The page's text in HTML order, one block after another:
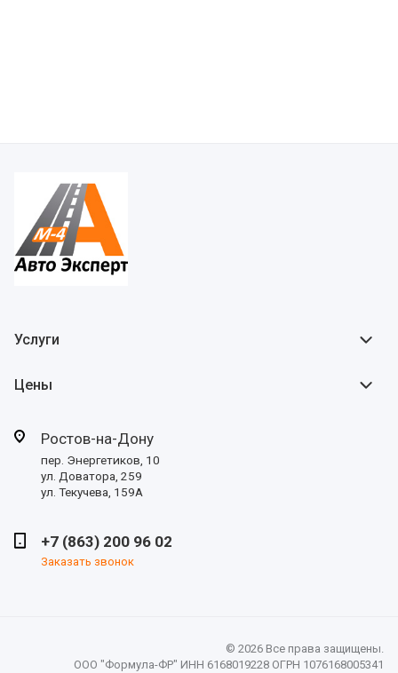
Услуги
Цены
Ростов-на-Дону
пер. Энергетиков, 10
ул. Доватора, 259
ул. Текучева, 159А
+7 (863) 200 96 02
Заказать звонок
© 2026 Все права защищены.
ООО "Формула-ФР" ИНН 6168019228 ОГРН 1076168005341